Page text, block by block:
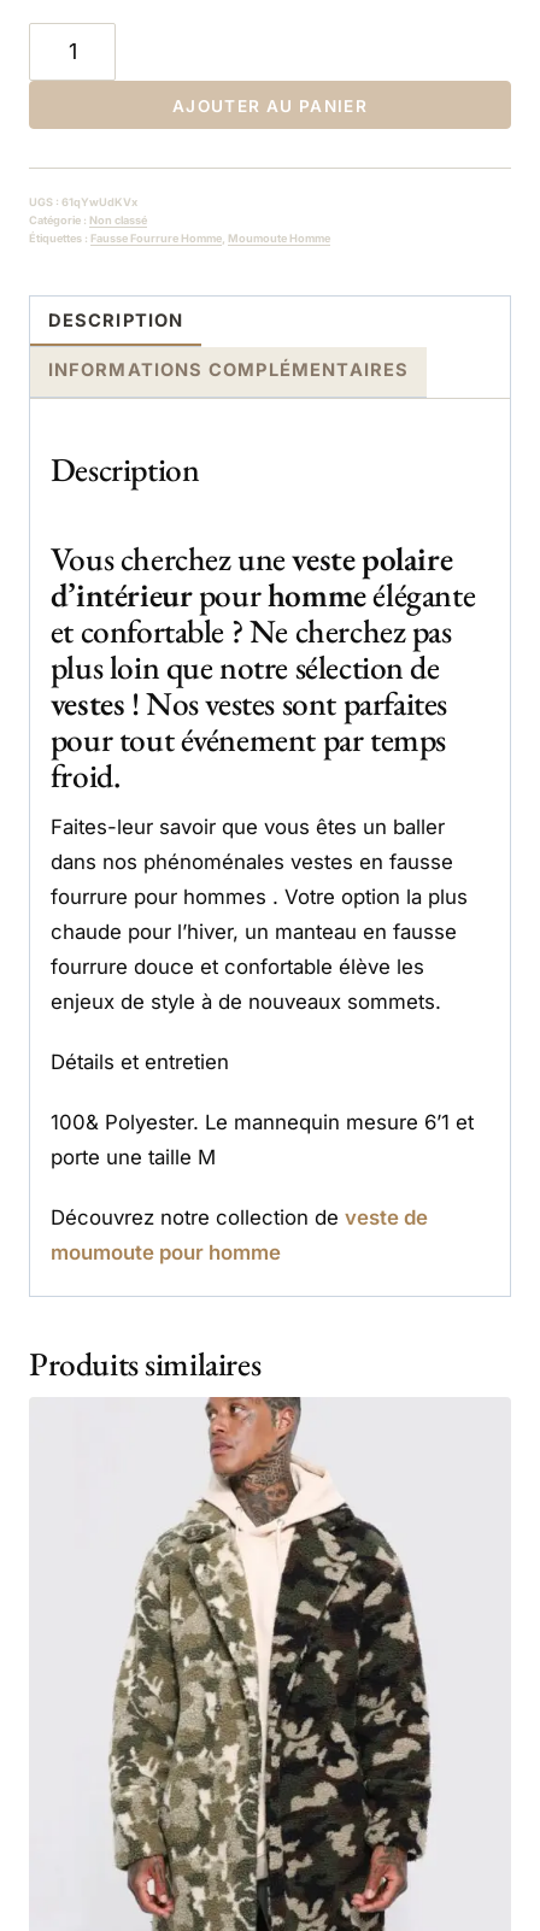
moumoute
polaire
d'intérieur
|
AJOUTER AU PANIER
UGS : 61qYwUdKVx
Catégorie : Non classé
Étiquettes : Fausse Fourrure Homme, Moumoute Homme
DESCRIPTION
INFORMATIONS COMPLÉMENTAIRES
Description
Vous cherchez uneveste polaire
d’intérieurpourhommeélégante
et confortable ? Ne cherchez pas
plus loin que notre sélection de
vestes! Nos vestes sont parfaites
pour tout événement par temps
froid.
Faites-leur savoir que vous êtes un baller
dans nos phénoménales vestes en fausse
fourrure pour hommes . Votre option la plus
chaude pour l’hiver, un manteau en fausse
fourrure douce et confortable élève les
enjeux de style à de nouveaux sommets.
Détails et entretien
100& Polyester. Le mannequin mesure 6’1 et
porte une taille M
Découvrez notre collection de veste de
moumoute pour homme
Produits similaires